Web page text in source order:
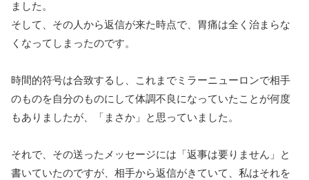
ました。
そして、その人から返信が来た時点で、胃痛は全く治まらな
くなってしまったのです。
時間的符号は合致するし、これまでミラーニューロンで相手
のものを自分のものにして体調不良になっていたことが何度
もありましたが、「まさか」と思っていました。
それで、その送ったメッセージには「返事は要りません」と
書いていたのですが、相手から返信がきていて、私はそれを